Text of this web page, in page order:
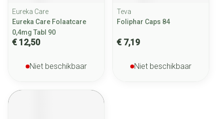
Eureka Care
Eureka Care Folaatcare
0,4mg Tabl 90
€ 12,50
Niet beschikbaar
Teva
Foliphar Caps 84
€ 7,19
Niet beschikbaar